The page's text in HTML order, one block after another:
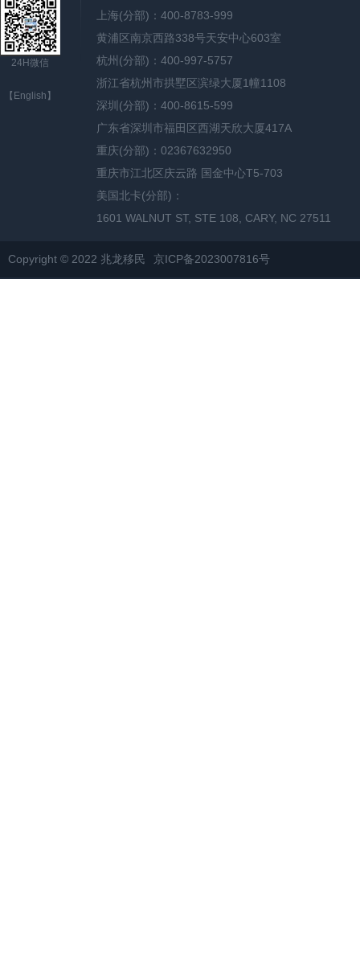
24H微信
【English】
上海(分部)：400-8783-999
黄浦区南京西路338号天安中心603室
杭州(分部)：400-997-5757
浙江省杭州市拱墅区滨绿大厦1幢1108
深圳(分部)：400-8615-599
广东省深圳市福田区西湖天欣大厦417A
重庆(分部)：02367632950
重庆市江北区庆云路 国金中心T5-703
美国北卡(分部)：
1601 WALNUT ST, STE 108, CARY, NC 27511
Copyright © 2022 兆龙移民 京ICP备2023007816号